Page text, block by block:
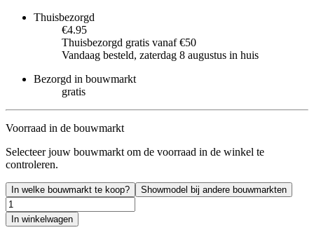
Thuisbezorgd
€4.95
Thuisbezorgd gratis vanaf €50
Vandaag besteld, zaterdag 8 augustus in huis
Bezorgd in bouwmarkt
gratis
Voorraad in de bouwmarkt
Selecteer jouw bouwmarkt om de voorraad in de winkel te
controleren.
In welke bouwmarkt te koop? Showmodel bij andere bouwmarkten
In winkelwagen